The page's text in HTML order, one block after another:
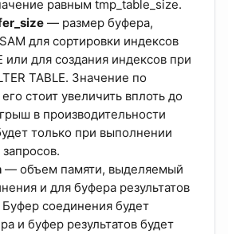
равным tmp_table_size.
— размер буфера,
для сортировки индексов
или для создания индексов при
TABLE. Значение по
стоит увеличить вплоть до
в производительности
только при выполнении
— объем памяти, выделяемый
и для буфера результатов
соединения будет
и буфер результатов будет